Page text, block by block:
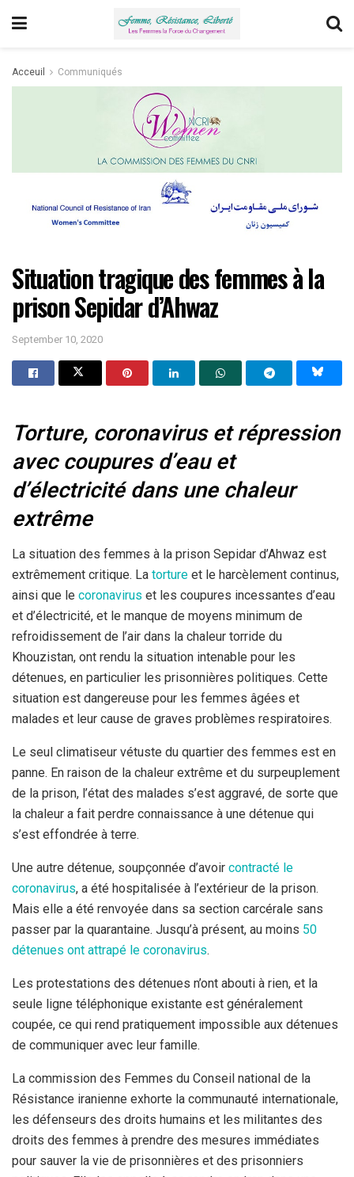
Acceuil Communiqués
Situation tragique des femmes à la
prison Sepidar d’Ahwaz
September 10, 2020
Torture, coronavirus et répression
avec coupures d’eau et
d’électricité dans une chaleur
extrême
La situation des femmes à la prison Sepidar d’Ahwaz est
extrêmement critique. La torture et le harcèlement continus,
ainsi que le coronavirus et les coupures incessantes d’eau
et d’électricité, et le manque de moyens minimum de
refroidissement de l’air dans la chaleur torride du
Khouzistan, ont rendu la situation intenable pour les
détenues, en particulier les prisonnières politiques. Cette
situation est dangereuse pour les femmes âgées et
malades et leur cause de graves problèmes respiratoires.
Le seul climatiseur vétuste du quartier des femmes est en
panne. En raison de la chaleur extrême et du surpeuplement
de la prison, l’état des malades s’est aggravé, de sorte que
la chaleur a fait perdre connaissance à une détenue qui
s’est effondrée à terre.
Une autre détenue, soupçonnée d’avoir contracté le
coronavirus, a été hospitalisée à l’extérieur de la prison.
Mais elle a été renvoyée dans sa section carcérale sans
passer par la quarantaine. Jusqu’à présent, au moins 50
détenues ont attrapé le coronavirus.
Les protestations des détenues n’ont abouti à rien, et la
seule ligne téléphonique existante est généralement
coupée, ce qui rend pratiquement impossible aux détenues
de communiquer avec leur famille.
La commission des Femmes du Conseil national de la
Résistance iranienne exhorte la communauté internationale,
les défenseurs des droits humains et les militantes des
droits des femmes à prendre des mesures immédiates
pour sauver la vie de prisonnières et des prisonniers